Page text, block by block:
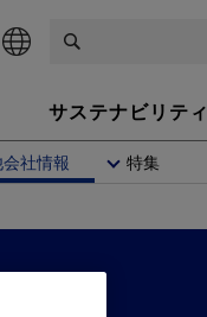
サステナビリティ
社情報
特集